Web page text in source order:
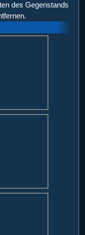
des Gegenstands